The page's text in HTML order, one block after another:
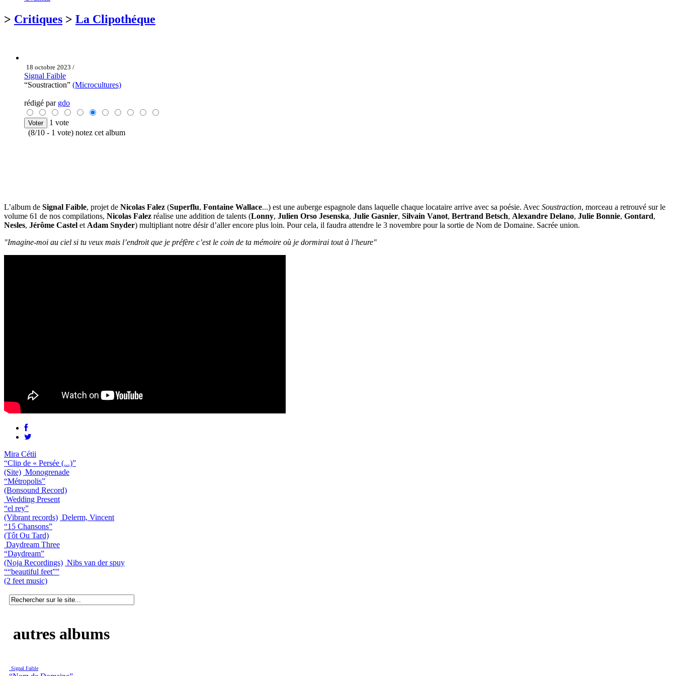
> Critiques > La Clipothéque
18 octobre 2023 /
Signal Faible
“Soustraction” (Microcultures)
rédigé par gdo
1 vote
(8/10 - 1 vote) notez cet album
L’album de Signal Faible, projet de Nicolas Falez (Superflu, Fontaine Wallace...) est une auberge espagnole dans laquelle chaque locataire arrive avec sa poésie. Avec Soustraction, morceau a retrouvé sur le
volume 61 de nos compilations, Nicolas Falez réalise une addition de talents (Lonny, Julien Orso Jesenska, Julie Gasnier, Silvain Vanot, Bertrand Betsch, Alexandre Delano, Julie Bonnie, Gontard,
Nesles, Jérôme Castel et Adam Snyder) multipliant notre désir d’aller encore plus loin. Pour cela, il faudra attendre le 3 novembre pour la sortie de Nom de Domaine. Sacrée union.
"Imagine-moi au ciel si tu veux mais l’endroit que je préfère c’est le coin de ta mémoire où je dormirai tout à l’heure"
Mira Cétii
“Clip de « Persée (...)”
(Site) Monogrenade
“Métropolis”
(Bonsound Record)
Wedding Present
“el rey”
(Vibrant records) Delerm, Vincent
“15 Chansons”
(Tôt Ou Tard)
Daydream Three
“Daydream”
(Noja Recordings) Nibs van der spuy
““beautiful feet””
(2 feet music)
autres albums
Signal Faible